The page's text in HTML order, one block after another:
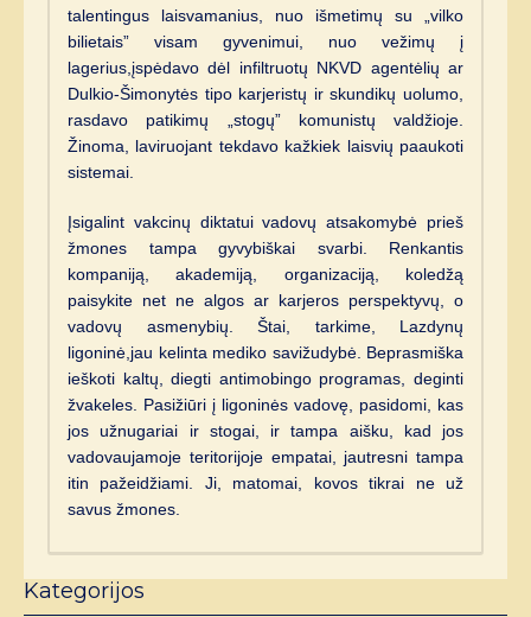
talentingus laisvamanius, nuo išmetimų su „vilko
bilietais” visam gyvenimui, nuo vežimų į
lagerius,įspėdavo dėl infiltruotų NKVD agentėlių ar
Dulkio-Šimonytės tipo karjeristų ir skundikų uolumo,
rasdavo patikimų „stogų” komunistų valdžioje.
Žinoma, laviruojant tekdavo kažkiek laisvių paaukoti
sistemai.
Įsigalint vakcinų diktatui vadovų atsakomybė prieš
žmones tampa gyvybiškai svarbi. Renkantis
kompaniją, akademiją, organizaciją, koledžą
paisykite net ne algos ar karjeros perspektyvų, o
vadovų asmenybių. Štai, tarkime, Lazdynų
ligoninė,jau kelinta mediko savižudybė. Beprasmiška
ieškoti kaltų, diegti antimobingo programas, deginti
žvakeles. Pasižiūri į ligoninės vadovę, pasidomi, kas
jos užnugariai ir stogai, ir tampa aišku, kad jos
vadovaujamoje teritorijoje empatai, jautresni tampa
itin pažeidžiami. Ji, matomai, kovos tikrai ne už
savus žmones.
Kategorijos